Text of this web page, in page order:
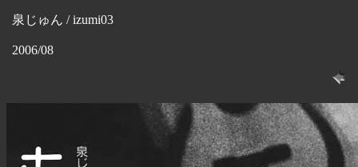
泉じゅん / izumi03
2006/08